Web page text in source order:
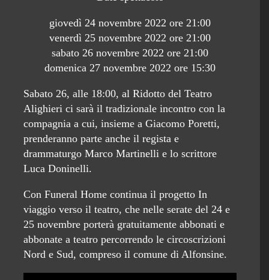
giovedì 24 novembre 2022 ore 21:00
venerdì 25 novembre 2022 ore 21:00
sabato 26 novembre 2022 ore 21:00
domenica 27 novembre 2022 ore 15:30
Sabato 26, alle 18:00, al Ridotto del Teatro
Alighieri ci sarà il tradizionale incontro con la
compagnia a cui, insieme a Giacomo Poretti,
prenderanno parte anche il regista e
drammaturgo Marco Martinelli e lo scrittore
Luca Doninelli.
Con Funeral Home continua il progetto In
viaggio verso il teatro, che nelle serate del 24 e
25 novembre porterà gratuitamente abbonati e
abbonate a teatro percorrendo le circoscrizioni
Nord e Sud, compreso il comune di Alfonsine.